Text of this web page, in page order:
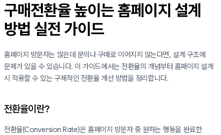
구매전환율 높이는 홈페이지 설계
방법 실전 가이드
홈페이지 방문자는 많은데 문의나 구매로 이어지지 않는다면, 설계 구조에
문제가 있을 수 있습니다. 이 가이드에서는 전환율의 개념부터 홈페이지 설계
시 적용할 수 있는 구체적인 전환율 개선 방법을 정리합니다.
전환율이란?
전환율(Conversion Rate)은 홈페이지 방문자 중 원하는 행동을 완료한